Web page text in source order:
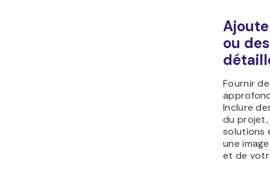
ou
Fournir
Inclure
du projet,
solutions
une
et de